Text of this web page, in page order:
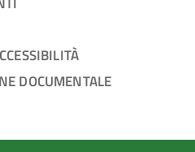
DOCUMENTALE